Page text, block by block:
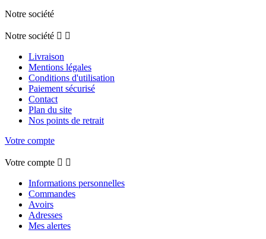
Notre société
Notre société  
Livraison
Mentions légales
Conditions d'utilisation
Paiement sécurisé
Contact
Plan du site
Nos points de retrait
Votre compte
Votre compte  
Informations personnelles
Commandes
Avoirs
Adresses
Mes alertes